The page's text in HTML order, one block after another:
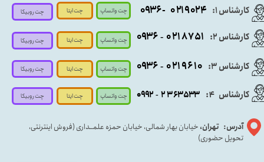
کارشناس ۱: ۰۲۱۹۰۲۴ - ۰۹۳۶
آدرس: تهران، خیابان بهار شمالی، خیابان حمزه علمــداری (فروش اینترنتی،
تحویل حضوری)
کارشناس ۳: ۰۲۱۹۶۱۰ -۰۹۳۶
کارشناس ۲: ۰۲۱۸۷۵۱ - ۰۹۳۶
کارشناس 4
: ۲۳۶۳۵۳۳ - ۰۹۹۲
چت واتساپ
چت واتساپ
چت واتساپ
چت واتساپ
چت ایتا
چت ایتا
چت ایتا
چت ایتا
چت روبیکا
چت روبیکا
چت روبیکا
چت روبیکا